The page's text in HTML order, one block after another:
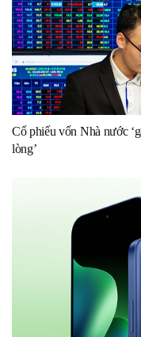
Cổ phiếu vốn Nhà nước
lòng’